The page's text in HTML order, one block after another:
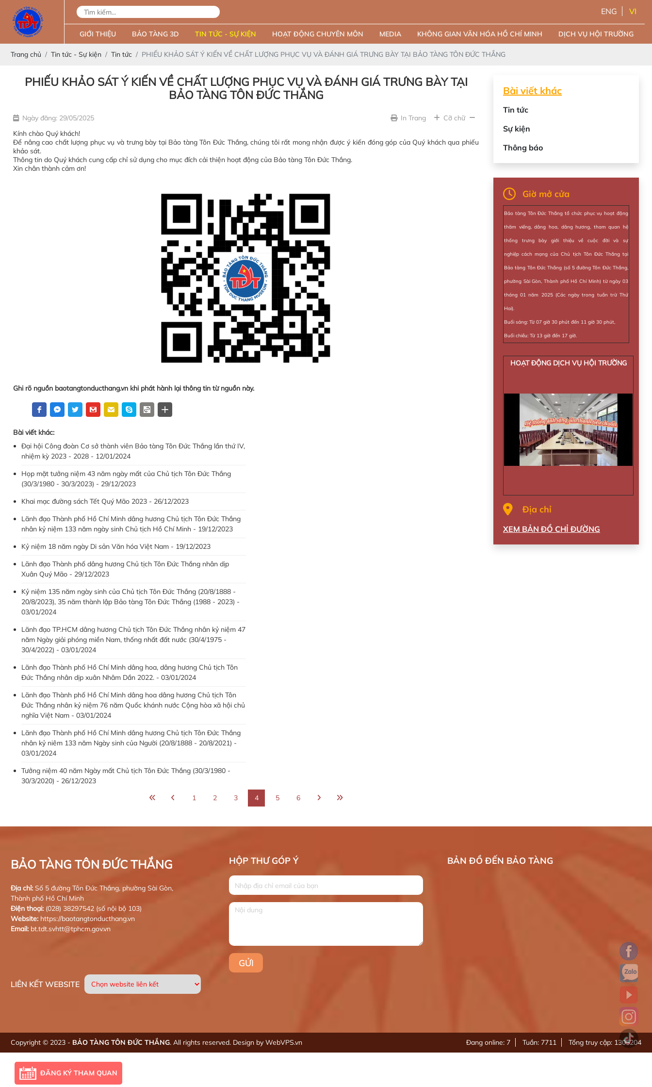
ENG VI
GIỚI THIỆU BẢO TÀNG 3D TIN TỨC - SỰ KIỆN HOẠT ĐỘNG CHUYÊN MÔN MEDIA KHÔNG GIAN VĂN HÓA HỒ CHÍ MINH DỊCH VỤ HỘI TRƯỜNG
Trang chủ Tin tức - Sự kiện Tin tức PHIẾU KHẢO SÁT Ý KIẾN VỀ CHẤT LƯỢNG PHỤC VỤ VÀ ĐÁNH GIÁ TRƯNG BÀY TẠI BẢO TÀNG TÔN ĐỨC THẮNG
PHIẾU KHẢO SÁT Ý KIẾN VỀ CHẤT LƯỢNG PHỤC VỤ VÀ ĐÁNH GIÁ TRƯNG BÀY TẠI
BẢO TÀNG TÔN ĐỨC THẮNG
Ngày đăng: 29/05/2025 In Trang
Cỡ chữ
Kính chào Quý khách!
Để nâng cao chất lượng phục vụ và trưng bày tại Bảo tàng Tôn Đức Thắng, chúng tôi rất mong nhận được ý kiến đóng góp của Quý khách qua phiếu
khảo sát.
Thông tin do Quý khách cung cấp chỉ sử dụng cho mục đích cải thiện hoạt động của Bảo tàng Tôn Đức Thắng.
Xin chân thành cảm ơn!
Ghi rõ nguồn baotangtonducthang.vn khi phát hành lại thông tin từ nguồn này.
Bài viết khác:
Đại hội Công đoàn Cơ sở thành viên Bảo tàng Tôn Đức Thắng lần thứ IV,
nhiệm kỳ 2023 - 2028 - 12/01/2024
Họp mặt tưởng niệm 43 năm ngày mất của Chủ tịch Tôn Đức Thắng
(30/3/1980 - 30/3/2023) - 29/12/2023
Khai mạc đường sách Tết Quý Mão 2023 - 26/12/2023
Lãnh đạo Thành phố Hồ Chí Minh dâng hương Chủ tịch Tôn Đức Thắng
nhân kỷ niệm 133 năm ngày sinh Chủ tịch Hồ Chí Minh - 19/12/2023
Kỷ niệm 18 năm ngày Di sản Văn hóa Việt Nam - 19/12/2023
Lãnh đạo Thành phố dâng hương Chủ tịch Tôn Đức Thắng nhân dịp
Xuân Quý Mão - 29/12/2023
Kỷ niệm 135 năm ngày sinh của Chủ tịch Tôn Đức Thắng (20/8/1888 -
20/8/2023), 35 năm thành lập Bảo tàng Tôn Đức Thắng (1988 - 2023) -
03/01/2024
Lãnh đạo TP.HCM dâng hương Chủ tịch Tôn Đức Thắng nhân kỷ niệm 47
năm Ngày giải phóng miền Nam, thống nhất đất nước (30/4/1975 -
30/4/2022) - 03/01/2024
Lãnh đạo Thành phố Hồ Chí Minh dâng hoa, dâng hương Chủ tịch Tôn
Đức Thắng nhân dịp xuân Nhâm Dần 2022. - 03/01/2024
Lãnh đạo Thành phố Hồ Chí Minh dâng hoa dâng hương Chủ tịch Tôn
Đức Thắng nhân kỷ niệm 76 năm Quốc khánh nước Cộng hòa xã hội chủ
nghĩa Việt Nam - 03/01/2024
Lãnh đạo Thành phố Hồ Chí Minh dâng hương Chủ tịch Tôn Đức Thắng
nhân kỷ niêm 133 năm Ngày sinh của Người (20/8/1888 - 20/8/2021) -
03/01/2024
Tưởng niệm 40 năm Ngày mất Chủ tịch Tôn Đức Thắng (30/3/1980 -
30/3/2020) - 26/12/2023
1
2 3 4 5 6
Bài viết khác
Tin tức
Sự kiện
Thông báo
Giờ mở cửa
Bảo tàng Tôn Đức Thắng tổ chức phục vụ hoạt động
thăm viếng, dâng hoa, dâng hương, tham quan hệ
thống trưng bày giới thiệu về cuộc đời và sự
nghiệp cách mạng của Chủ tịch Tôn Đức Thắng tại
Bảo tàng Tôn Đức Thắng (số 5 đường Tôn Đức Thắng,
phường Sài Gòn, Thành phố Hồ Chí Minh) từ ngày 03
tháng 01 năm 2025 (Các ngày trong tuần trừ Thứ
Hai).
Buổi sáng: Từ 07 giờ 30 phút đến 11 giờ 30 phút,
Buổi chiều: Từ 13 giờ đến 17 giờ.
HOẠT ĐỘNG DỊCH VỤ HỘI TRƯỜNG
Địa chỉ
XEM BẢN ĐỒ CHỈ ĐƯỜNG
BẢO TÀNG TÔN ĐỨC THẮNG
Địa chỉ: Số 5 đường Tôn Đức Thắng, phường Sài Gòn,
Thành phố Hồ Chí Minh
Điện thoại: (028) 38297542 (số nội bộ 103)
Website: https://baotangtonducthang.vn
Email: bt.tdt.svhtt@tphcm.gov.vn
LIÊN KẾT WEBSITE
HỘP THƯ GÓP Ý BẢN ĐỒ ĐẾN BẢO TÀNG
Copyright © 2023 - BẢO TÀNG TÔN ĐỨC THẮNG. All rights reserved. Design by WebVPS.vn Đang online: 7 Tuần: 7711 Tổng truy cập: 1305204
ĐĂNG KÝ THAM QUAN